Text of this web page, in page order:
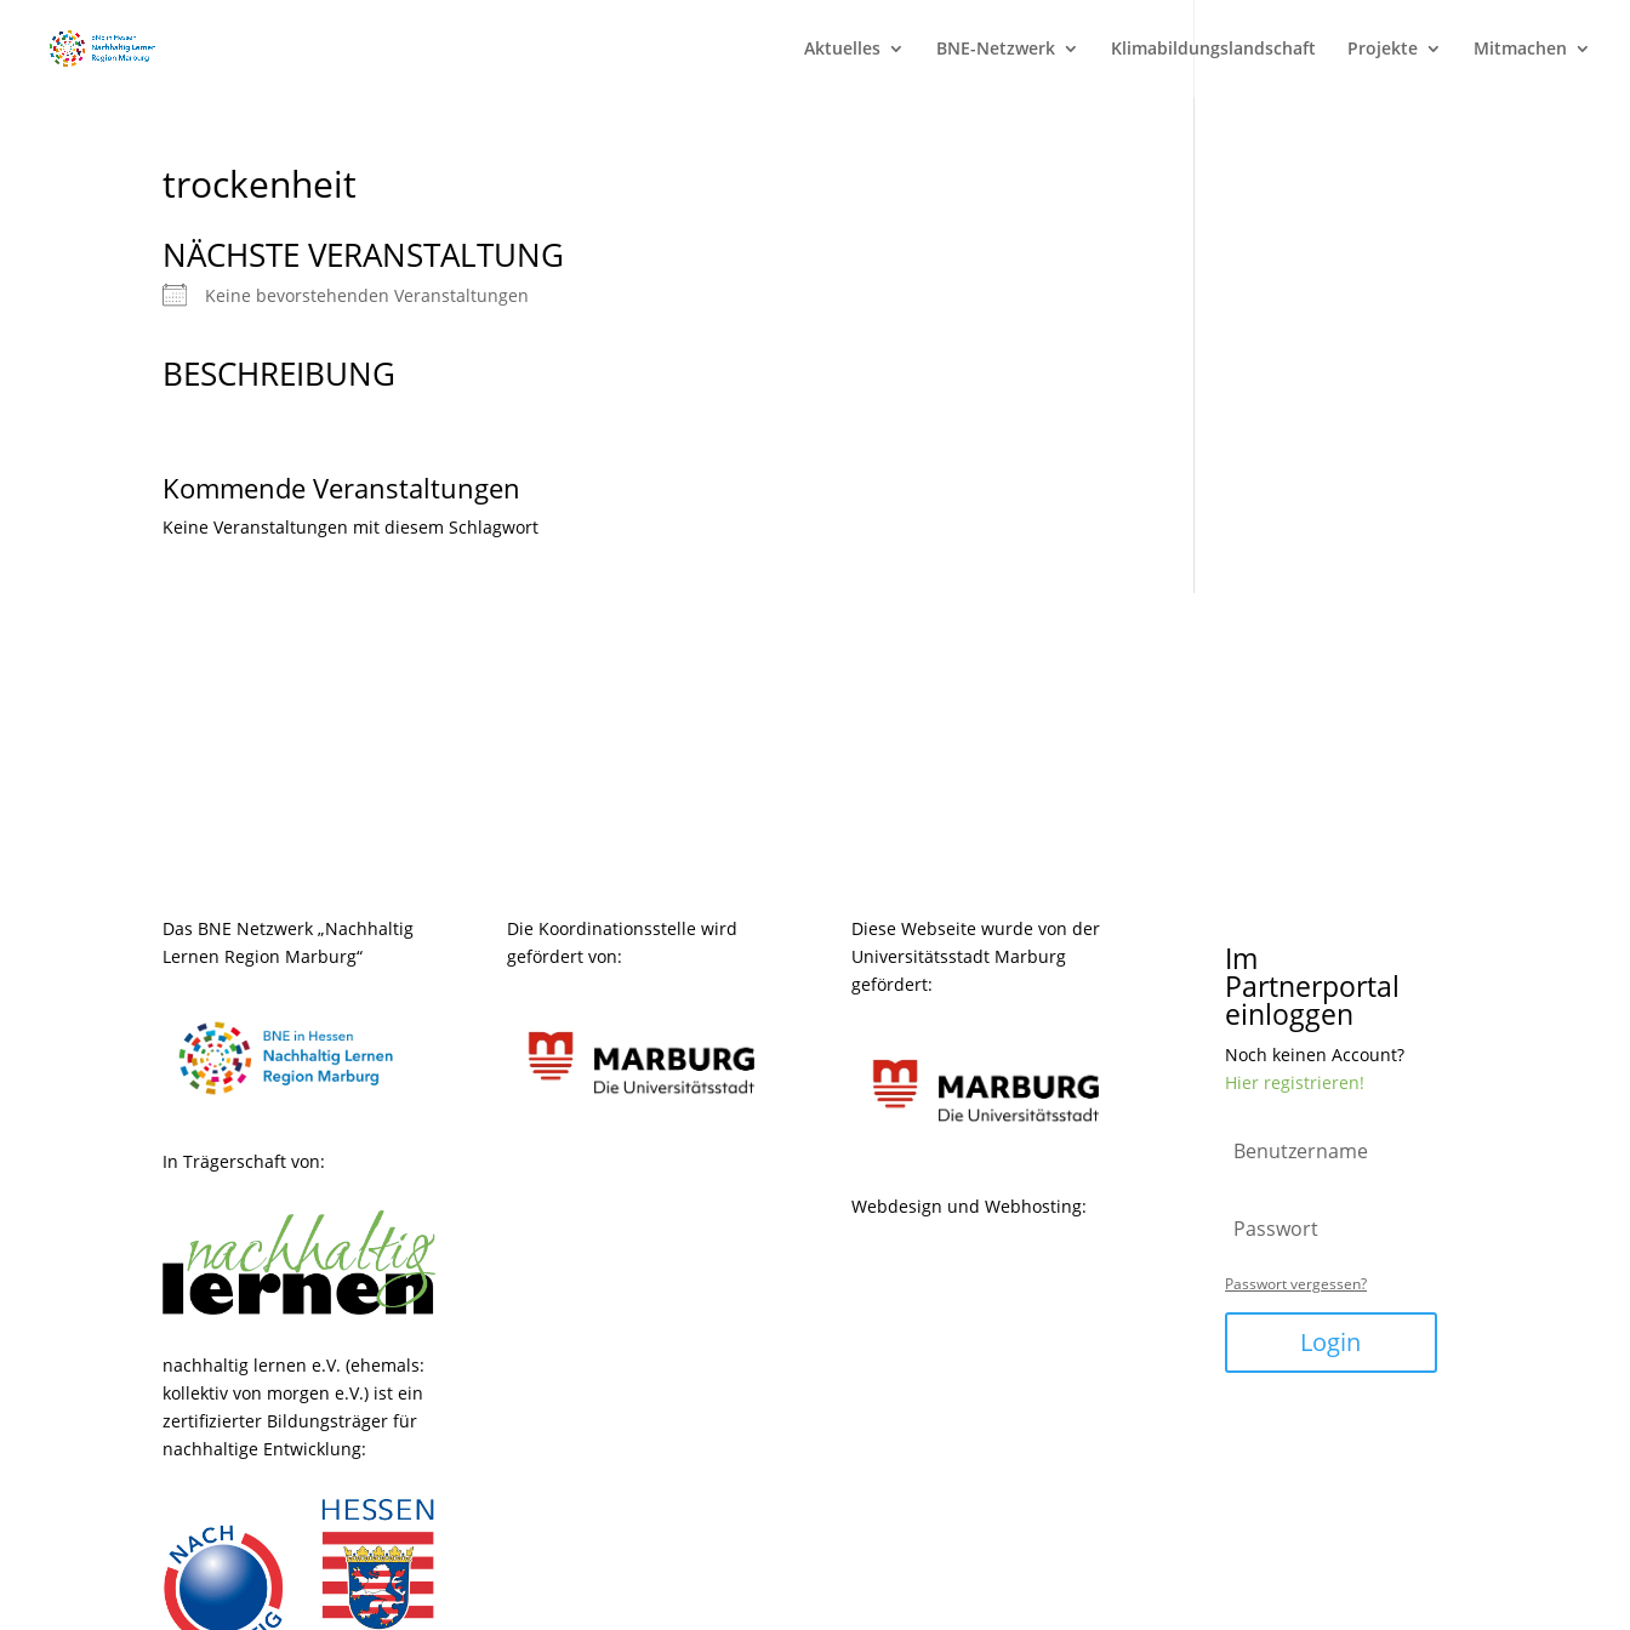
Aktuelles BNE-Netzwerk Klimabildungslandschaft Projekte Mitmachen
trockenheit
NÄCHSTE VERANSTALTUNG
Keine bevorstehenden Veranstaltungen
BESCHREIBUNG
Kommende Veranstaltungen
Keine Veranstaltungen mit diesem Schlagwort
Das BNE Netzwerk „Nachhaltig
Lernen Region Marburg“
In Trägerschaft von:
nachhaltig lernen e.V. (ehemals:
kollektiv von morgen e.V.) ist ein
zertifizierter Bildungsträger für
nachhaltige Entwicklung:
Die Koordinationsstelle wird
gefördert von:
Diese Webseite wurde von der
Universitätsstadt Marburg
gefördert:
Webdesign und Webhosting:
Im
Partnerportal
einloggen
Noch keinen Account?
Hier registrieren!
Passwort vergessen?
Login